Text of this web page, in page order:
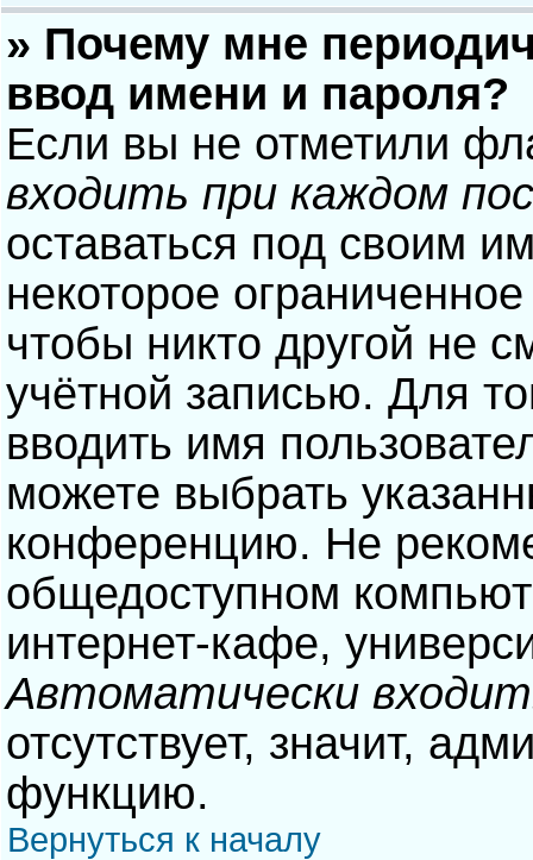
» Почему мне
ввод имени и пароля?
Если вы не отметили
входить при каждом
оставаться под своим
некоторое
чтобы никто другой не
учётной записью. Для
вводить имя
можете выбрать
конференцию. Не
общедоступном
интернет-кафе,
Автоматически
отсутствует, значит,
функцию.
Вернуться к началу